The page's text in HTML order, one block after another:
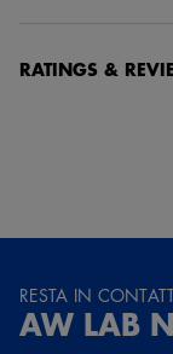
RATINGS &
1
Scarpe molto belle,
RESTA IN
AW LAB